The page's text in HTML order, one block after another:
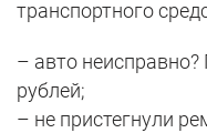
транспортного
– авто неисправно?
рублей;
– не пристегнули